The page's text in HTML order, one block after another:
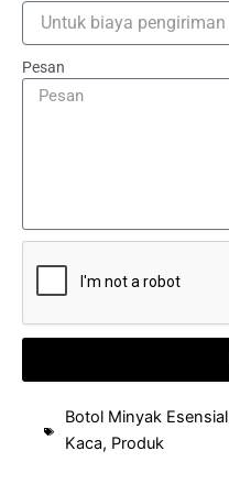
Pesan
Botol Minyak Esensial
Kaca, Produk